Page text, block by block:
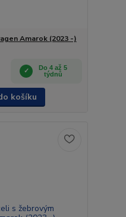
Amarok (2023 -)
Do 4 až 5
týdnů
košíku